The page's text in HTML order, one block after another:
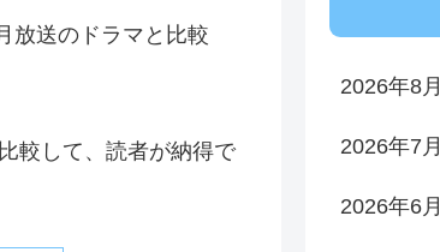
放送のドラマと比較
較して、読者が納得で
2026年8月
2026年7月
2026年6月